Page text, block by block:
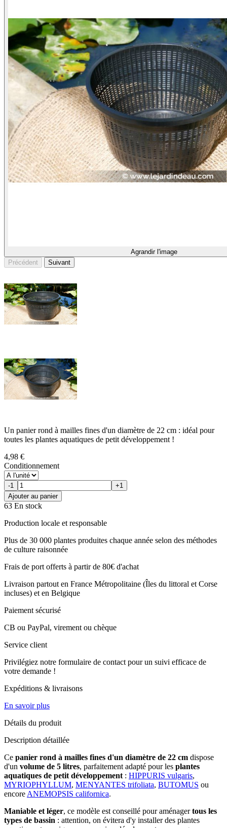
Agrandir l'image
Précédent
Suivant
Un panier rond à mailles fines d'un diamètre de 22 cm : idéal pour
toutes les plantes aquatiques de petit développement !
4,98 €
Conditionnement
-1
+1
Ajouter au panier
63 En stock
Production locale et responsable
Plus de 30 000 plantes produites chaque année selon des méthodes
de culture raisonnée
Frais de port offerts à partir de 80€ d'achat
Livraison partout en France Métropolitaine (Îles du littoral et Corse
incluses) et en Belgique
Paiement sécurisé
CB ou PayPal, virement ou chèque
Service client
Privilégiez notre formulaire de contact pour un suivi efficace de
votre demande !
Expéditions & livraisons
En savoir plus
Détails du produit
Description détaillée
Ce panier rond à mailles fines d'un diamètre de 22 cm dispose
d'un volume de 5 litres, parfaitement adapté pour les plantes
aquatiques de petit développement : HIPPURIS vulgaris,
MYRIOPHYLLUM, MENYANTES trifoliata, BUTOMUS ou
encore ANEMOPSIS californica.
Maniable et léger, ce modèle est conseillé pour aménagertous les
types de bassin : attention, on évitera d'y installer des plantes